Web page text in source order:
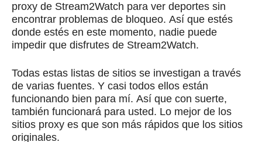
proxy de Stream2Watch para ver deportes sin
encontrar problemas de bloqueo. Así que estés
donde estés en este momento, nadie puede
impedir que disfrutes de Stream2Watch.
Todas estas listas de sitios se investigan a través
de varias fuentes. Y casi todos ellos están
funcionando bien para mí. Así que con suerte,
también funcionará para usted. Lo mejor de los
sitios proxy es que son más rápidos que los sitios
originales.